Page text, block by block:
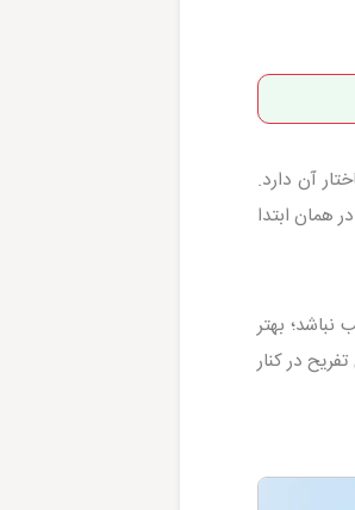
آن دارد.
همان ابتدا
بهتر
در کنار